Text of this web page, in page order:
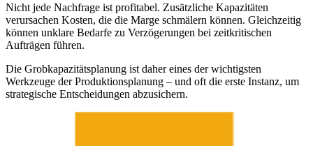
Nicht jede Nachfrage ist profitabel. Zusätzliche Kapazitäten
verursachen Kosten, die die Marge schmälern können. Gleichzeitig
können unklare Bedarfe zu Verzögerungen bei zeitkritischen
Aufträgen führen.
Die Grobkapazitätsplanung ist daher eines der wichtigsten
Werkzeuge der Produktionsplanung – und oft die erste Instanz, um
strategische Entscheidungen abzusichern.